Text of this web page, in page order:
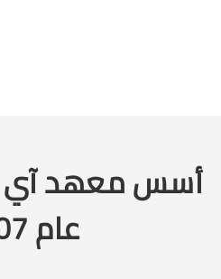
أسس معهد آي
عام 2007